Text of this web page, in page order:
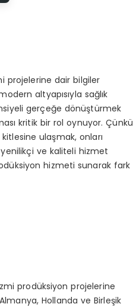
projelerine dair bilgiler
altyapısıyla sağlık
gerçeğe dönüştürmek
kritik bir rol oynuyor. Çünkü
ulaşmak, onları
ve kaliteli hizmet
hizmeti sunarak fark
prodüksiyon projelerine
Hollanda ve Birleşik